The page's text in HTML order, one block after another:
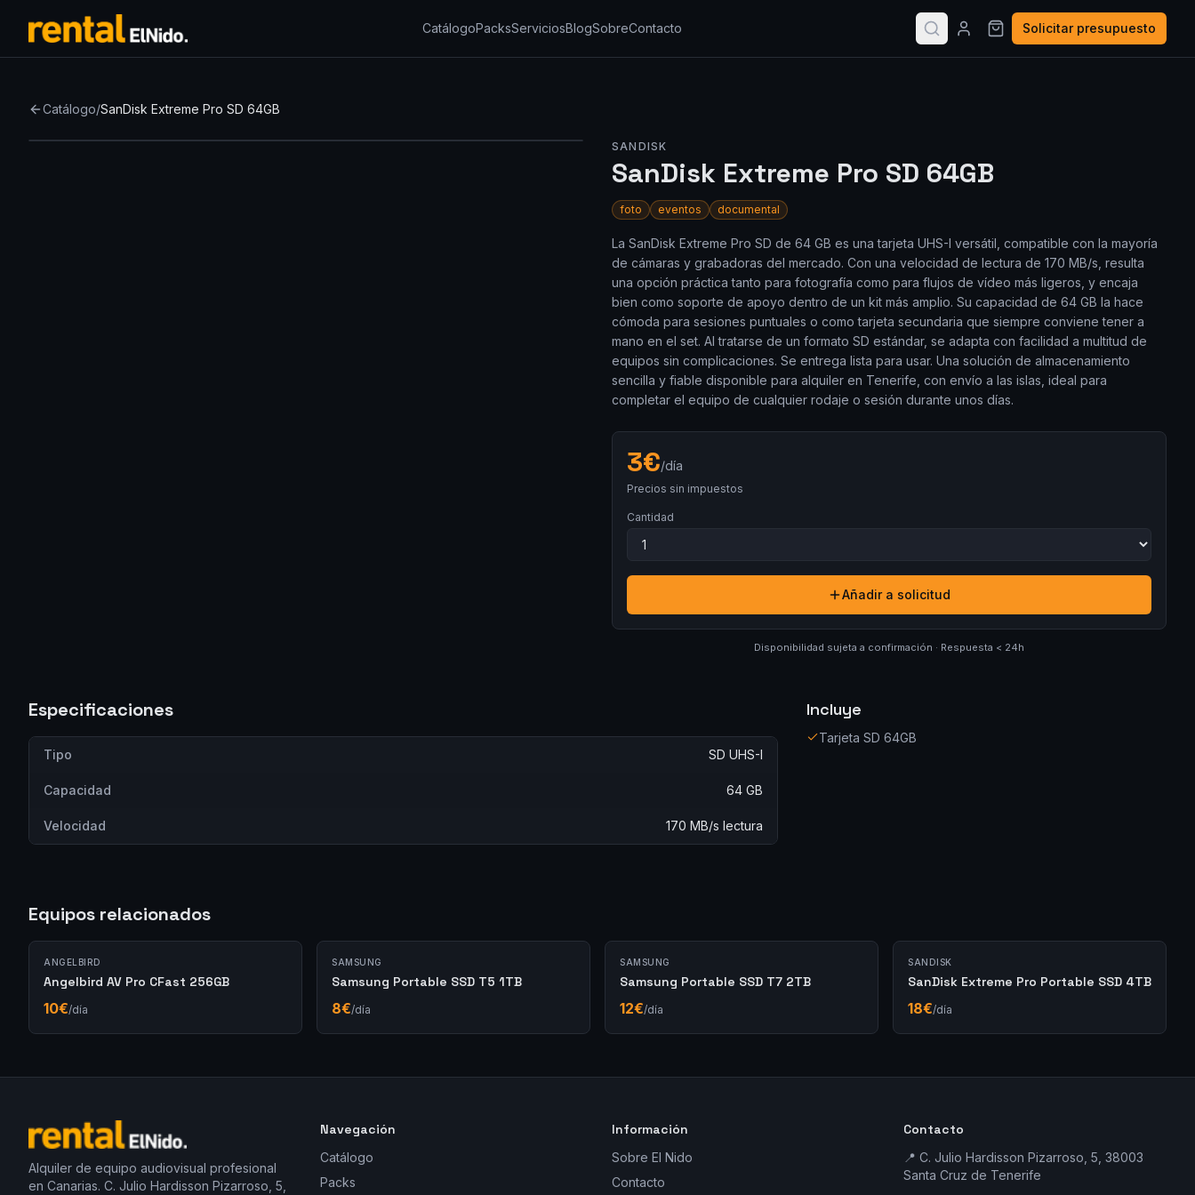
CatálogoPacksServiciosBlogSobreContacto Solicitar presupuesto
Catálogo/SanDisk Extreme Pro SD 64GB
SANDISK
SanDisk Extreme Pro SD 64GB
foto eventos documental
La SanDisk Extreme Pro SD de 64 GB es una tarjeta UHS-I versátil, compatible con la mayoría
de cámaras y grabadoras del mercado. Con una velocidad de lectura de 170 MB/s, resulta
una opción práctica tanto para fotografía como para flujos de vídeo más ligeros, y encaja
bien como soporte de apoyo dentro de un kit más amplio. Su capacidad de 64 GB la hace
cómoda para sesiones puntuales o como tarjeta secundaria que siempre conviene tener a
mano en el set. Al tratarse de un formato SD estándar, se adapta con facilidad a multitud de
equipos sin complicaciones. Se entrega lista para usar. Una solución de almacenamiento
sencilla y fiable disponible para alquiler en Tenerife, con envío a las islas, ideal para
completar el equipo de cualquier rodaje o sesión durante unos días.
3€/día
Precios sin impuestos
Cantidad
Añadir a solicitud
Disponibilidad sujeta a confirmación · Respuesta < 24h
Especificaciones
Tipo SD UHS-I
Capacidad 64 GB
Velocidad 170 MB/s lectura
Incluye
Tarjeta SD 64GB
Equipos relacionados
ANGELBIRD
Angelbird AV Pro CFast 256GB
10€/día
SAMSUNG
Samsung Portable SSD T5 1TB
8€/día
SAMSUNG
Samsung Portable SSD T7 2TB
12€/día
SANDISK
SanDisk Extreme Pro Portable SSD 4TB
18€/día
Alquiler de equipo audiovisual profesional
en Canarias. C. Julio Hardisson Pizarroso, 5,
Navegación
Catálogo
Packs
Información
Sobre El Nido
Contacto
Contacto
📍 C. Julio Hardisson Pizarroso, 5, 38003
Santa Cruz de Tenerife